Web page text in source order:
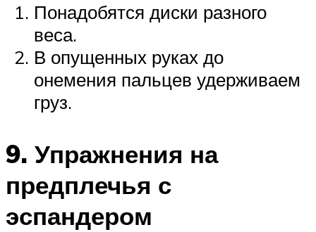
Понадобятся диски разного
веса.
В опущенных руках до
онемения пальцев удерживаем
груз.
9. Упражнения на
предплечья с
эспандером